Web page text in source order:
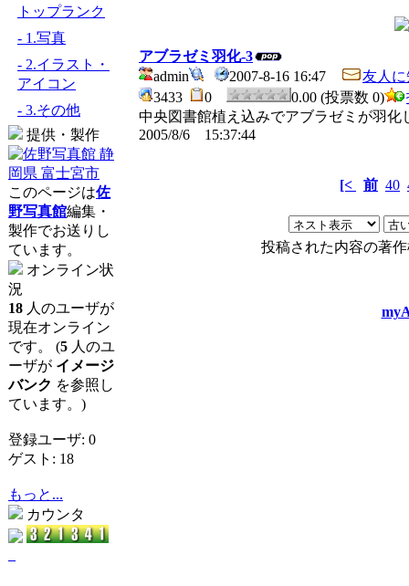
トップランク
- 1.写真
- 2.イラスト・
アイコン
- 3.その他
提供・製作
このページは佐
野写真館編集・
製作でお送りし
ています。
オンライン状
況
18 人のユーザが
現在オンライン
です。 (5 人のユ
ーザが イメージ
バンク を参照し
ています。)
登録ユーザ: 0
ゲスト: 18
もっと...
カウンタ
アブラゼミ羽化-3
admin
2007-8-16 16:47
友人
3433
0 0.00 (投票数 0)
中央図書館植え込みでアブラゼミが羽化
2005/8/6 15:37:44
[< 前 40
投稿された内容の著